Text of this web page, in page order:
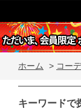
ホーム > コー
キーワードで